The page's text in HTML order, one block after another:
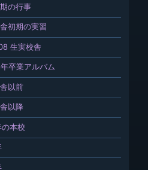
の行事
初期の実習
生実校舎
卒業アルバム
以前
以降
本校